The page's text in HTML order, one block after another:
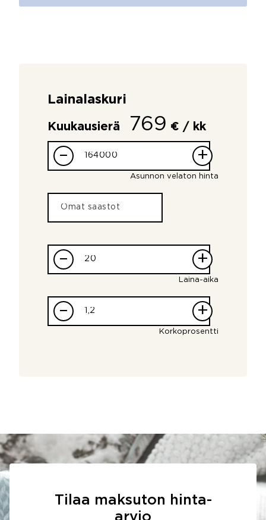
Lainalaskuri
Kuukausierä 769 € / kk
– +
Asunnon velaton hinta
– +
Laina-aika
– +
Korkoprosentti
Tilaa maksuton hinta-
arvio